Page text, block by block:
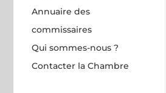
Annuaire des
commissaires
Qui sommes-nous ?
Contacter la Chambre